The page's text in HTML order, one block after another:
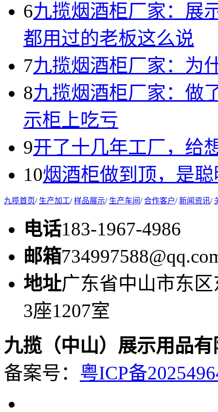
6九揽烟酒柜厂家：展
都用过的老板这么说
7九揽烟酒柜厂家：为
8九揽烟酒柜厂家：做
示柜上吃亏
9开了十几年工厂，给
10烟酒柜做到顶，是
九揽首页/ 生产加工/样品展示/ 生产车间/合作客户/新闻资讯/
电话183-1967-4986
邮箱
地址广东省中山市东
3座1207室
九揽（中山）展示用品
备案号： 粤ICP备